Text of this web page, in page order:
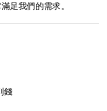
足我們的需求。
錢